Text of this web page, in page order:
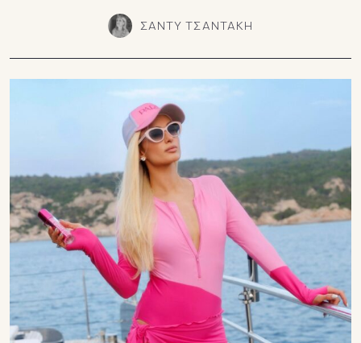
ΣΑΝΤΥ ΤΣΑΝΤΑΚΗ